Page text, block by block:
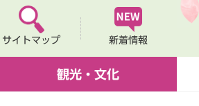
サイトマップ 新着情報
観光・文化